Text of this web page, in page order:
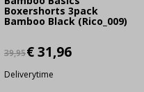
Boxershorts 3pack
Bamboo Black (Rico_009)
39,95€ 31,96
Deliverytime